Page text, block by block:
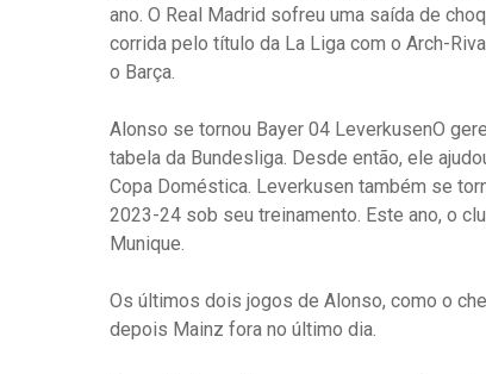
ano. O Real Madrid sofreu uma saída de
corrida pelo título da La Liga com o Arch-
o Barça.
Alonso se tornou Bayer 04 LeverkusenO
tabela da Bundesliga. Desde então, ele
Copa Doméstica. Leverkusen também se
2023-24 sob seu treinamento. Este ano, o
Munique.
Os últimos dois jogos de Alonso, como o
depois Mainz fora no último dia.